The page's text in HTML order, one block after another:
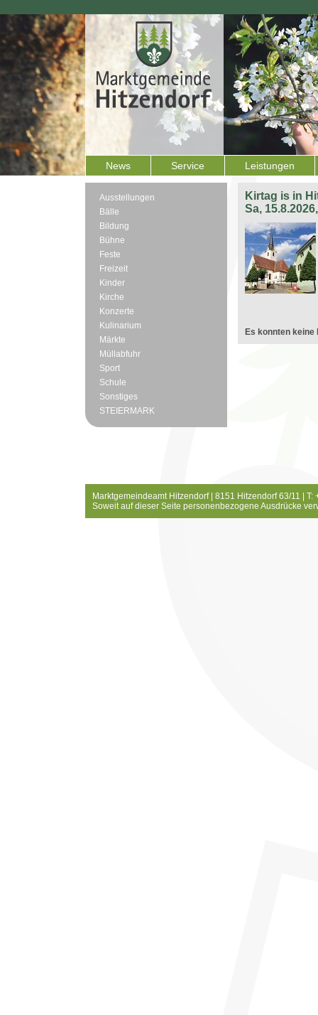
News Service Leistungen
Ausstellungen
Bälle
Bildung
Bühne
Feste
Freizeit
Kinder
Kirche
Konzerte
Kulinarium
Märkte
Müllabfuhr
Sport
Schule
Sonstiges
STEIERMARK
Kirtag is in
Sa,
Es konnten keine
Marktgemeindeamt Hitzendorf | 8151 Hitzendorf 63/11 |
Soweit auf dieser Seite personenbezogene Ausdrücke